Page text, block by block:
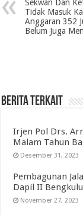
Sekwan Dan
Tidak Masuk
Anggaran 352
Belum Juga
Berita Terkait
Irjen Pol Drs.
Malam Tahun
Desember 31, 2023
Pembagunan
Dapil II
November 27, 2023